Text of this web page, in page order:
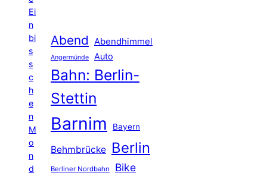
Ei
n
bi
s
s
c
h
e
n
M
o
n
d
Abend Abendhimmel
Angermünde Auto
Bahn: Berlin-
Stettin
Barnim Bayern
Behmbrücke Berlin
Berliner Nordbahn Bike